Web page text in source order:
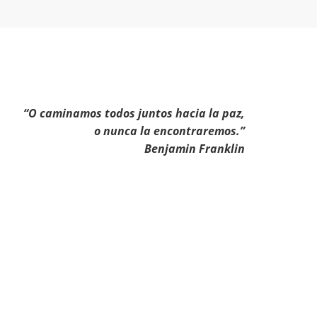
“O caminamos todos juntos hacia la paz,
o nunca la encontraremos.”
Benjamin Franklin